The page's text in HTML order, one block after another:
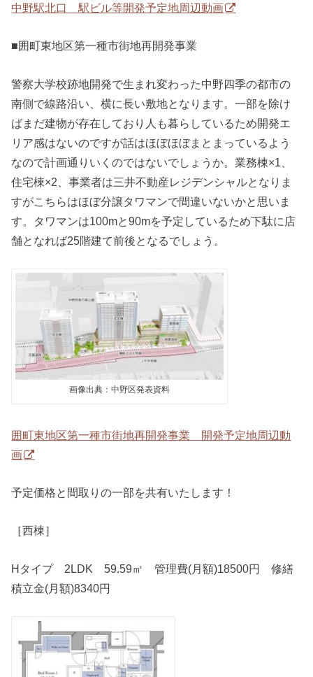
中野駅北口 駅ビル等開発予定地周辺動画
■囲町東地区第一種市街地再開発事業
警察大学校跡地開発で生まれ変わった中野四季の都市の
南側で線路沿い、横に長い敷地となります。一部を除け
ばまだ建物が存在しており人も暮らしているため開発エ
リア感はないのですが話はほぼほぼまとまっているよう
なので計画通りいくのではないでしょうか。業務棟×1、
住宅棟×2、事業者は三井不動産レジデンシャルとなりま
すがこちらはほぼ分譲タワマンで間違いないかと思いま
す。タワマンは100mと90mを予定しているため下駄に店
舗となれば25階建て前後となるでしょう。
画像出典：中野区発表資料
囲町東地区第一種市街地再開発事業 開発予定地周辺動
画
予定価格と間取りの一部を共有いたします！
［西棟］
Hタイプ 2LDK 59.59㎡ 管理費(月額)18500円 修繕
積立金(月額)8340円